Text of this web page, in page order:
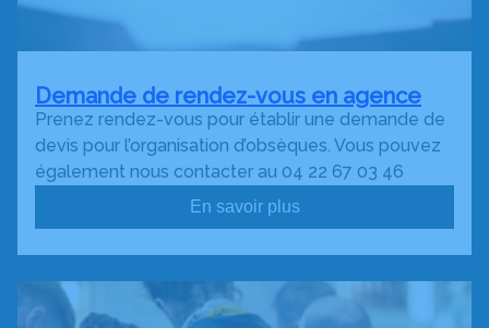
Demande de rendez-vous en agence
Prenez rendez-vous pour établir une demande de
devis pour l’organisation d’obsèques. Vous pouvez
également nous contacter au 04 22 67 03 46
En savoir plus